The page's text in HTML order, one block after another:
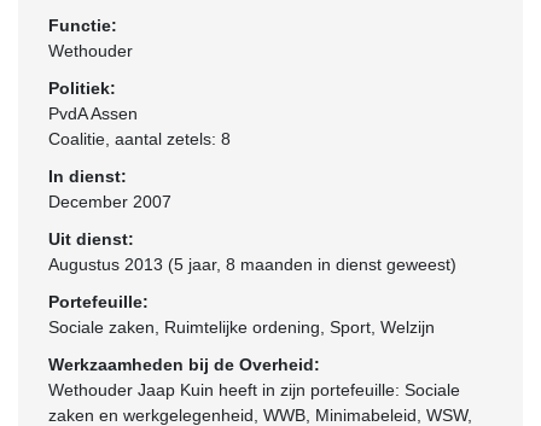
Functie:
Wethouder
Politiek:
PvdA Assen
Coalitie , aantal zetels: 8
In dienst:
December 2007
Uit dienst:
Augustus 2013 (5 jaar, 8 maanden in dienst geweest)
Portefeuille:
Sociale zaken, Ruimtelijke ordening, Sport, Welzijn
Werkzaamheden bij de Overheid:
Wethouder Jaap Kuin heeft in zijn portefeuille: Sociale
zaken en werkgelegenheid, WWB, Minimabeleid, WSW,